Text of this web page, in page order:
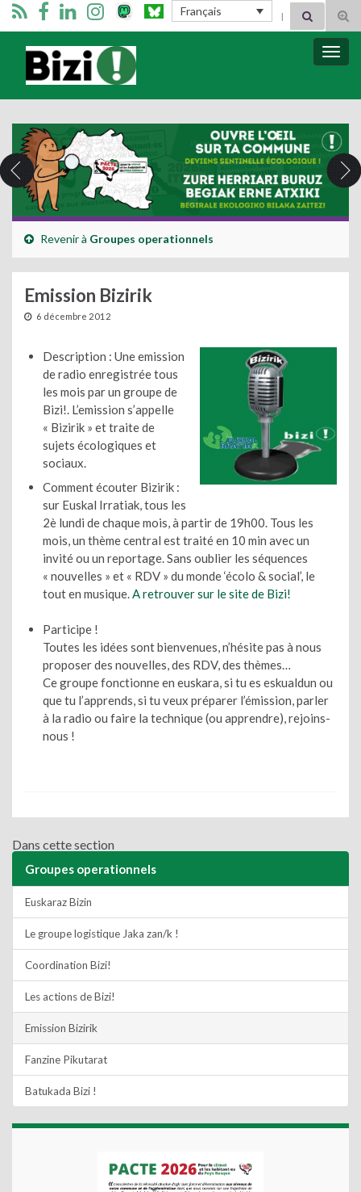
Français Search for:
Bizimugi
Revenir à Groupes operationnels
Emission Bizirik
6 décembre 2012
Description : Une emission
de radio enregistrée tous
les mois par un groupe de
Bizi!. L’emission s’appelle
« Bizirik » et traite de
sujets écologiques et
sociaux.
Comment écouter Bizirik :
sur Euskal Irratiak, tous les
2è lundi de chaque mois, à partir de 19h00. Tous les
mois, un thème central est traité en 10 min avec un
invité ou un reportage. Sans oublier les séquences
« nouvelles » et « RDV » du monde ‘écolo & social’, le
tout en musique. A retrouver sur le site de Bizi!
Participe !
Toutes les idées sont bienvenues, n’hésite pas à nous
proposer des nouvelles, des RDV, des thèmes…
Ce groupe fonctionne en euskara, si tu es eskualdun ou
que tu l’apprends, si tu veux préparer l’émission, parler
à la radio ou faire la technique (ou apprendre), rejoins-
nous !
Dans cette section
Groupes operationnels
Euskaraz Bizin
Le groupe logistique Jaka zan/k !
Coordination Bizi!
Les actions de Bizi!
Emission Bizirik
Fanzine Pikutarat
Batukada Bizi !